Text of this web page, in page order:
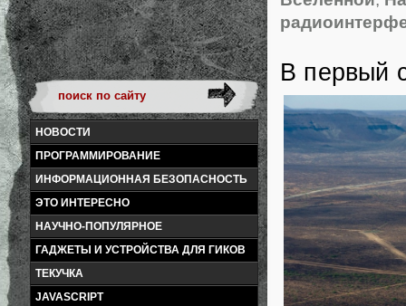
НОВОСТИ
ПРОГРАММИРОВАНИЕ
ИНФОРМАЦИОННАЯ БЕЗОПАСНОСТЬ
ЭТО ИНТЕРЕСНО
НАУЧНО-ПОПУЛЯРНОЕ
ГАДЖЕТЫ И УСТРОЙСТВА ДЛЯ ГИКОВ
ТЕКУЧКА
JAVASCRIPT
В первый